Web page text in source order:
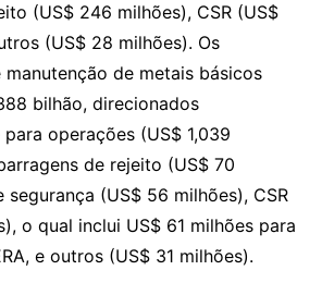
(US$ 246 milhões), CSR (US$
(US$ 28 milhões). Os
de metais básicos
bilhão, direcionados
operações (US$ 1,039
de rejeito (US$ 70
segurança (US$ 56 milhões), CSR
o qual inclui US$ 61 milhões para
e outros (US$ 31 milhões).